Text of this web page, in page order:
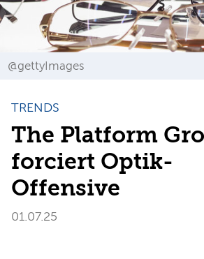
@gettyImages
TRENDS
The Platform
forciert Optik-
Offensive
01.07.25
Anmelden